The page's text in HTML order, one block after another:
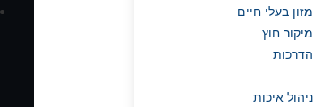
מזון בעלי חיים
מיקור חוץ
הדרכות
ניהול איכות